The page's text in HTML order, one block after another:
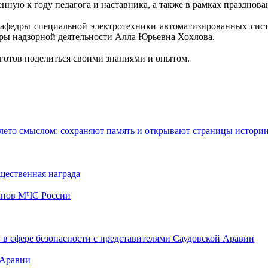
к году педагога и наставника, а также в рамках
специальной электротехники автоматизированных
надзорной деятельности Алла Юрьевна Хохлова.
поделиться своими знаниями и опытом.
смыслом: сохраняют память и открывают страницы
награда
МЧС России
безопасности с представителями Саудовской Аравии